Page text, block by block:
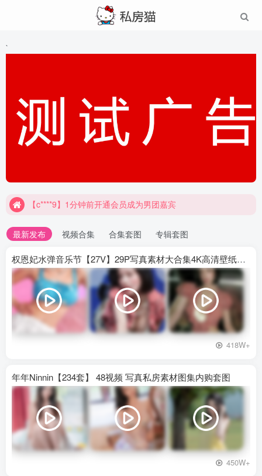
`
【c****9】1分钟前开通会员成为男团嘉宾
最新发布 视频合集 合集套图 专辑套图
权恩妃水弹音乐节【27V】29P写真素材大合集4K高清壁纸照片素材
418W+
年年Ninnin【234套】 48视频 写真私房素材图集内购套图
450W+